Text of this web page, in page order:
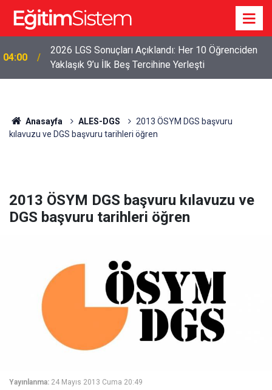
04:00
2026 LGS Sonuçları Açıklandı: Her 10 Öğrenciden
Yaklaşık 9’u İlk Beş Tercihine Yerleşti
Anasayfa ALES-DGS
2013 ÖSYM DGS başvuru
kılavuzu ve DGS başvuru tarihleri öğren
2013 ÖSYM DGS başvuru kılavuzu ve
DGS başvuru tarihleri öğren
Yayınlanma: 24 Mayıs 2013 Cuma 20:49